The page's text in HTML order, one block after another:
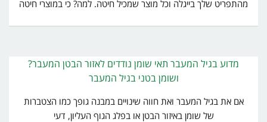
מהתפריט שלך בייגלה וכל מוצר שמכיל חיטה. למה? כי במוצרי חיטה
מדוע בגיל המעבר תאי שומן נודדים לאזור הבטן המעבר?
ושומן בטני בגיל המעבר
אם את בגיל המעבר ואת חווה שינויים במבנה גופך כמו הצטברות
של שומן באיזור הבטן או בפלג הגוף העליון, דעי